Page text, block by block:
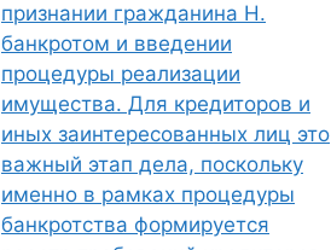
признании гражданина Н.
банкротом и введении
процедуры реализации
имущества. Для кредиторов и
иных заинтересованных лиц это
важный этап дела, поскольку
именно в рамках процедуры
банкротства формируется